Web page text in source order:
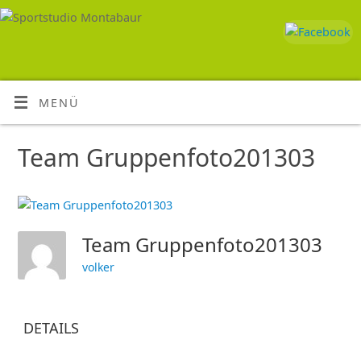
MENÜ
Team Gruppenfoto201303
Team Gruppenfoto201303
volker
DETAILS